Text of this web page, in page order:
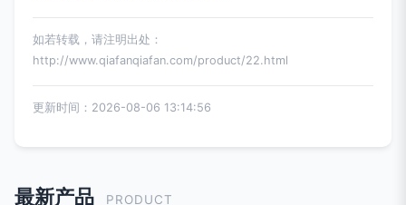
如若转载，请注明出处：
http://www.qiafanqiafan.com/product/22.html
更新时间：2026-08-06 13:14:56
最新产品 PRODUCT